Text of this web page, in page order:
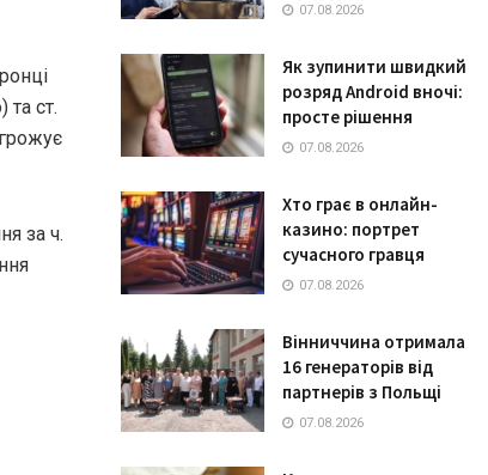
та ст.
за ч.
07.08.2026
Як зупинити швидкий
розряд Android вночі:
просте рішення
07.08.2026
Хто грає в онлайн-
казино: портрет
сучасного гравця
07.08.2026
Вінниччина отримала
16 генераторів від
партнерів з Польщі
07.08.2026